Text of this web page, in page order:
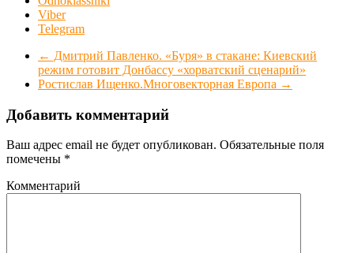
Viber
Telegram
← Дмитрий Павленко. «Буря» в стакане: Киевский
режим готовит Донбассу «хорватский сценарий»
Ростислав Ищенко.Многовекторная Европа →
Добавить комментарий
Ваш адрес email не будет опубликован. Обязательные поля
помечены *
Комментарий